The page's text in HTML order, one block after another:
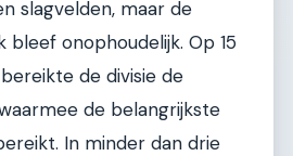
slagvelden, maar de
bleef onophoudelijk. Op 15
de divisie de
de belangrijkste
In minder dan drie